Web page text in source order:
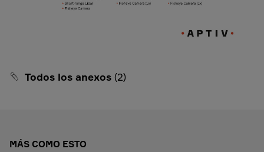
Todos los anexos (2)
MÁS COMO ESTO